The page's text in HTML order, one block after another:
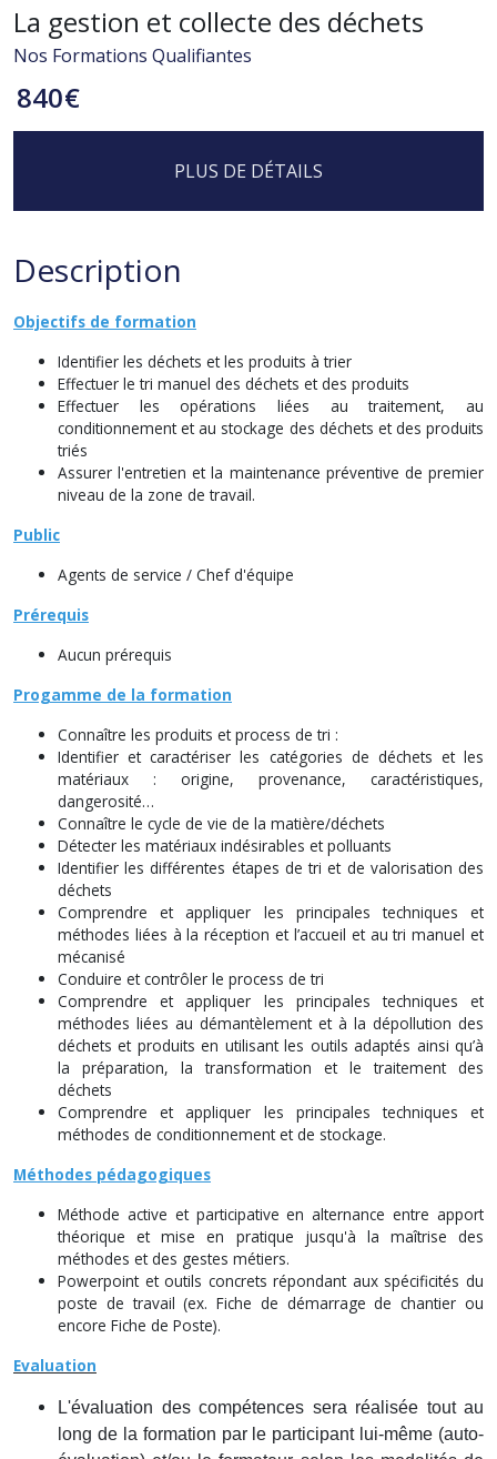
La gestion et collecte des déchets
Nos Formations Qualifiantes
840€
PLUS DE DÉTAILS
Description
Objectifs de formation
Identifier les déchets et les produits à trier
Effectuer le tri manuel des déchets et des produits
Effectuer les opérations liées au traitement, au
conditionnement et au stockage des déchets et des produits
triés
Assurer l'entretien et la maintenance préventive de premier
niveau de la zone de travail.
Public
Agents de service / Chef d'équipe
Prérequis
Aucun prérequis
Progamme de la formation
Connaître les produits et process de tri :
Identifier et caractériser les catégories de déchets et les
matériaux : origine, provenance, caractéristiques,
dangerosité…
Connaître le cycle de vie de la matière/déchets
Détecter les matériaux indésirables et polluants
Identifier les différentes étapes de tri et de valorisation des
déchets
Comprendre et appliquer les principales techniques et
méthodes liées à la réception et l’accueil et au tri manuel et
mécanisé
Conduire et contrôler le process de tri
Comprendre et appliquer les principales techniques et
méthodes liées au démantèlement et à la dépollution des
déchets et produits en utilisant les outils adaptés ainsi qu’à
la préparation, la transformation et le traitement des
déchets
Comprendre et appliquer les principales techniques et
méthodes de conditionnement et de stockage.
Méthodes pédagogiques
Méthode active et participative en alternance entre apport
théorique et mise en pratique jusqu'à la maîtrise des
méthodes et des gestes métiers.
Powerpoint et outils concrets répondant aux spécificités du
poste de travail (ex. Fiche de démarrage de chantier ou
encore Fiche de Poste).
Evaluation
L'évaluation des compétences sera réalisée tout au
long de la formation par le participant lui-même (auto-